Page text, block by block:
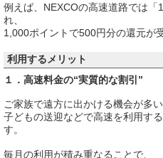
例えば、NEXCOの高速道路では「
れ、
1,000ポイントで500円分の還元が
利用するメリット
１．高速料金の“実質的な割引”
ご家族で遠方に出かける機会が多
子どもの送迎などで高速を利用す
す。
毎月の利用が積み重なることで、